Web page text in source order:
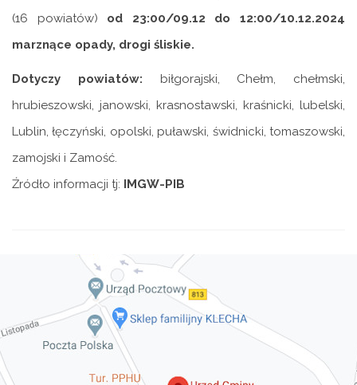
(16 powiatów) od 23:00/09.12 do 12:00/10.12.2024
marznące opady, drogi śliskie.
Dotyczy powiatów: biłgorajski, Chełm, chełmski,
hrubieszowski, janowski, krasnostawski, kraśnicki, lubelski,
Lublin, łęczyński, opolski, puławski, świdnicki, tomaszowski,
zamojski i Zamość.
Źródło informacji tj: IMGW-PIB